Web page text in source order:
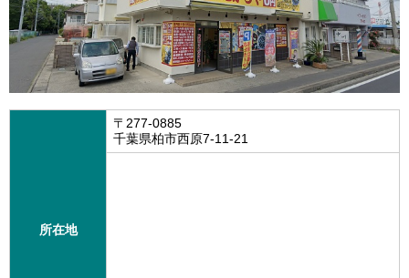
所在地
〒277-0885
千葉県柏市西原7-11-21